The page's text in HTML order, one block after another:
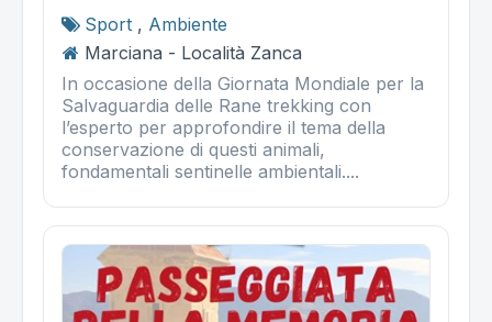
Sport , Ambiente
Marciana - Località Zanca
In occasione della Giornata Mondiale per la
Salvaguardia delle Rane trekking con
l’esperto per approfondire il tema della
conservazione di questi animali,
fondamentali sentinelle ambientali....